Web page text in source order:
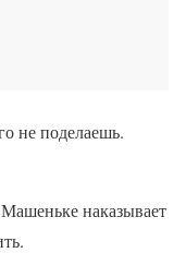
не поделаешь.
наказывает